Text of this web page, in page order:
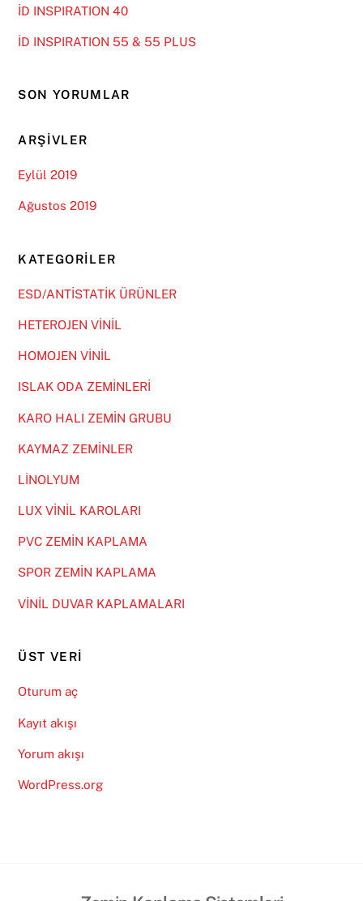
İD INSPIRATION 40
İD INSPIRATION 55 & 55 PLUS
SON YORUMLAR
ARŞIVLER
Eylül 2019
Ağustos 2019
KATEGORILER
ESD/ANTİSTATİK ÜRÜNLER
HETEROJEN VİNİL
HOMOJEN VİNİL
ISLAK ODA ZEMİNLERİ
KARO HALI ZEMİN GRUBU
KAYMAZ ZEMİNLER
LİNOLYUM
LUX VİNİL KAROLARI
PVC ZEMİN KAPLAMA
SPOR ZEMİN KAPLAMA
VİNİL DUVAR KAPLAMALARI
ÜST VERI
Oturum aç
Kayıt akışı
Yorum akışı
WordPress.org